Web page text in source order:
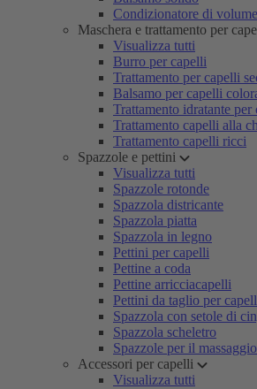
Condizionatore di volume
Maschera e trattamento per
Visualizza tutti
Burro per capelli
Trattamento per capelli
Balsamo per capelli
Trattamento idratante per
Trattamento capelli alla
Trattamento capelli ricci
Spazzole e pettini
Visualizza tutti
Spazzole rotonde
Spazzola districante
Spazzola piatta
Spazzola in legno
Pettini per capelli
Pettine a coda
Pettine arricciacapelli
Pettini da taglio per
Spazzola con setole di
Spazzola scheletro
Spazzole per il
Accessori per capelli
Visualizza tutti